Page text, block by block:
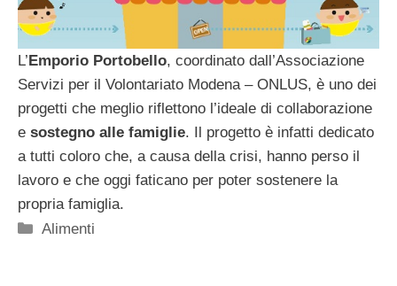
L’Emporio Portobello, coordinato dall’Associazione
Servizi per il Volontariato Modena – ONLUS, è uno dei
progetti che meglio riflettono l’ideale di collaborazione
e sostegno alle famiglie. Il progetto è infatti dedicato
a tutti coloro che, a causa della crisi, hanno perso il
lavoro e che oggi faticano per poter sostenere la
propria famiglia.
Categorie
Alimenti